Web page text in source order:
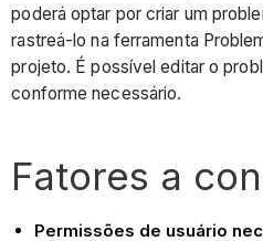
poderá optar por criar um
rastreá-lo na ferramenta
projeto. É possível editar o
conforme necessário.
Fatores a
Permissões de usuário